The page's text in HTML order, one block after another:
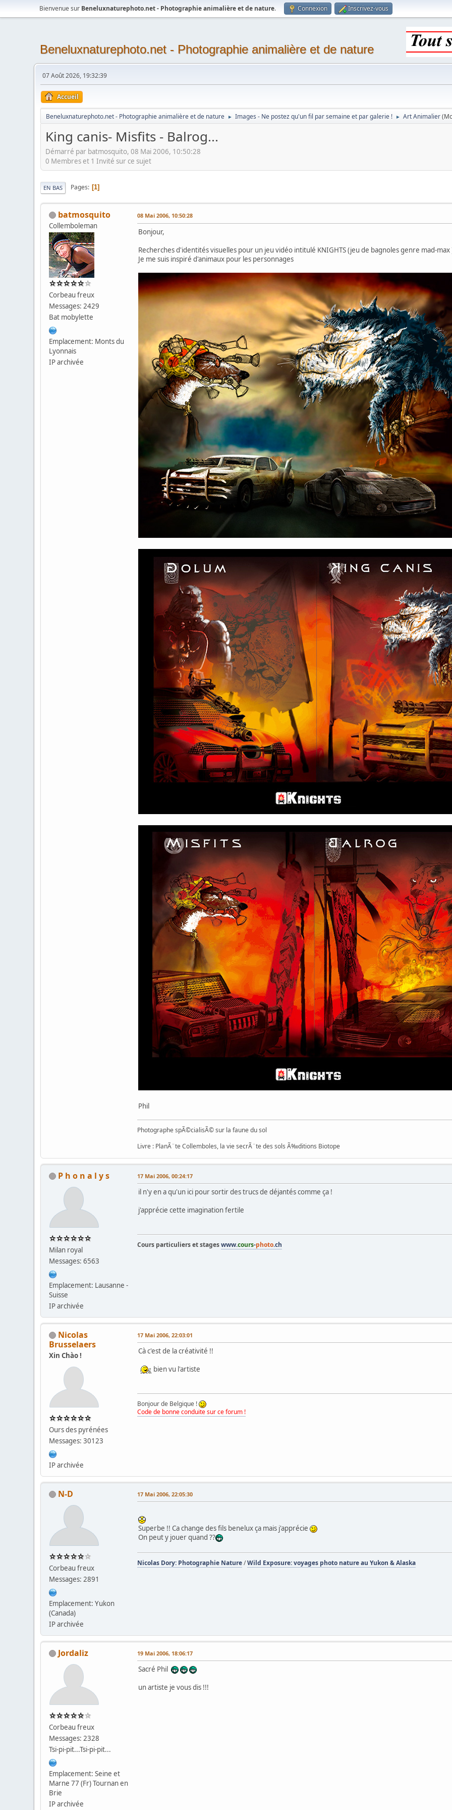
Bienvenue sur Beneluxnaturephoto.net - Photographie animalière et de nature. Connexion Inscrivez-vous
Beneluxnaturephoto.net - Photographie animalière et de nature
07 Août 2026, 19:32:39
Accueil
Beneluxnaturephoto.net - Photographie animalière et de nature ► Images - Ne postez qu'un fil par semaine et par galerie ! ► Art Animalier
King canis- Misfits - Balrog...
Démarré par batmosquito, 08 Mai 2006, 10:50:28
0 Membres et 1 Invité sur ce sujet
EN BAS Pages 1
batmosquito
Collemboleman
Corbeau freux
Messages: 2429
Bat mobylette
Emplacement: Monts du
Lyonnais
IP archivée
08 Mai 2006, 10:50:28
Bonjour,
Recherches d'identités visuelles pour un jeu vidéo intitulé KNIGHTS (jeu de bagnoles genre mad-max
Je me suis inspiré d'animaux pour les personnages
Phil
Photographe spÃ©cialisÃ© sur la faune du sol
Livre : PlanÃ¨te Collemboles, la vie secrÃ¨te des sols Ã‰ditions Biotope
P h o n a l y s
Milan royal
Messages: 6563
Emplacement: Lausanne -
Suisse
IP archivée
17 Mai 2006, 00:24:17
il n'y en a qu'un ici pour sortir des trucs de déjantés comme ça !
j'apprécie cette imagination fertile
Cours particuliers et stageswww.cours-photo.ch
Nicolas
Brusselaers
Xin Chào !
Ours des pyrénées
Messages: 30123
IP archivée
17 Mai 2006, 22:03:01
Cà c'est de la créativité !!
bien vu l'artiste
Bonjour de Belgique !
Code de bonne conduite sur ce forum !
N-D
Corbeau freux
Messages: 2891
Emplacement: Yukon
(Canada)
IP archivée
17 Mai 2006, 22:05:30
Superbe !! Ca change des fils benelux ça mais j'apprécie
On peut y jouer quand ??
Nicolas Dory: Photographie Nature/Wild Exposure: voyages photo nature au Yukon & Alaska
Jordaliz
Corbeau freux
Messages: 2328
Tsi-pi-pit...Tsi-pi-pit...
Emplacement: Seine et
Marne 77 (Fr) Tournan en
Brie
IP archivée
19 Mai 2006, 18:06:17
Sacré Phil
un artiste je vous dis !!!